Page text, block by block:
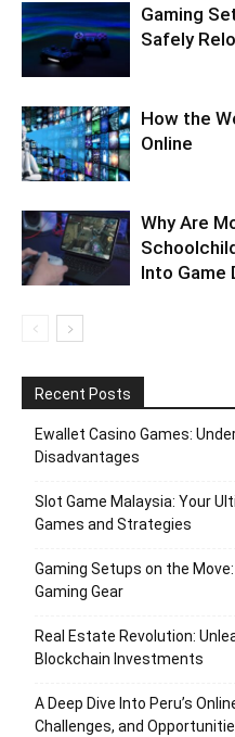
Gaming
Safely
How the
Online
Why Are
Into Game
Recent Posts
Ewallet Casino Games:
Disadvantages
Slot Game Malaysia: Your
Games and Strategies
Gaming Setups on the
Gaming Gear
Real Estate Revolution:
Blockchain Investments
A Deep Dive Into Peru’s
Challenges, and